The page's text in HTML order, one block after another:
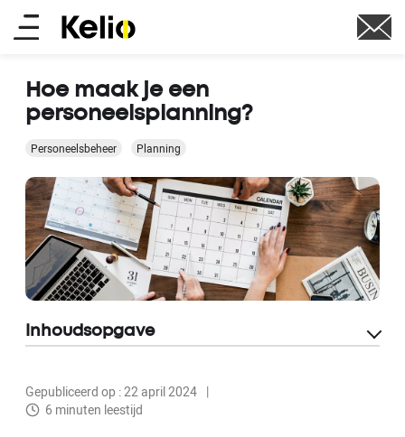
Skip
Main
Hoe maak je een
personeelsplanning?
Personeelsbeheer Planning
Gepubliceerd op : 22 april 2024
6 minuten leestijd
Inhoudsopgave